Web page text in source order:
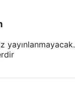
yayınlanmayacak.